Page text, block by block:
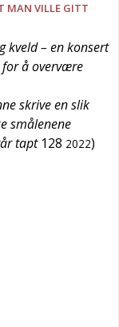
MAN VILLE GITT
kveld – en konsert
å overvære
skrive en slik
smålenene
tapt 128 2022)